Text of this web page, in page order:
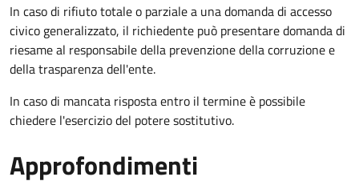
In caso di rifiuto totale o parziale a una domanda di accesso
civico generalizzato, il richiedente può presentare domanda di
riesame al responsabile della prevenzione della corruzione e
della trasparenza dell'ente.
In caso di mancata risposta entro il termine è possibile
chiedere l'esercizio del potere sostitutivo.
Approfondimenti